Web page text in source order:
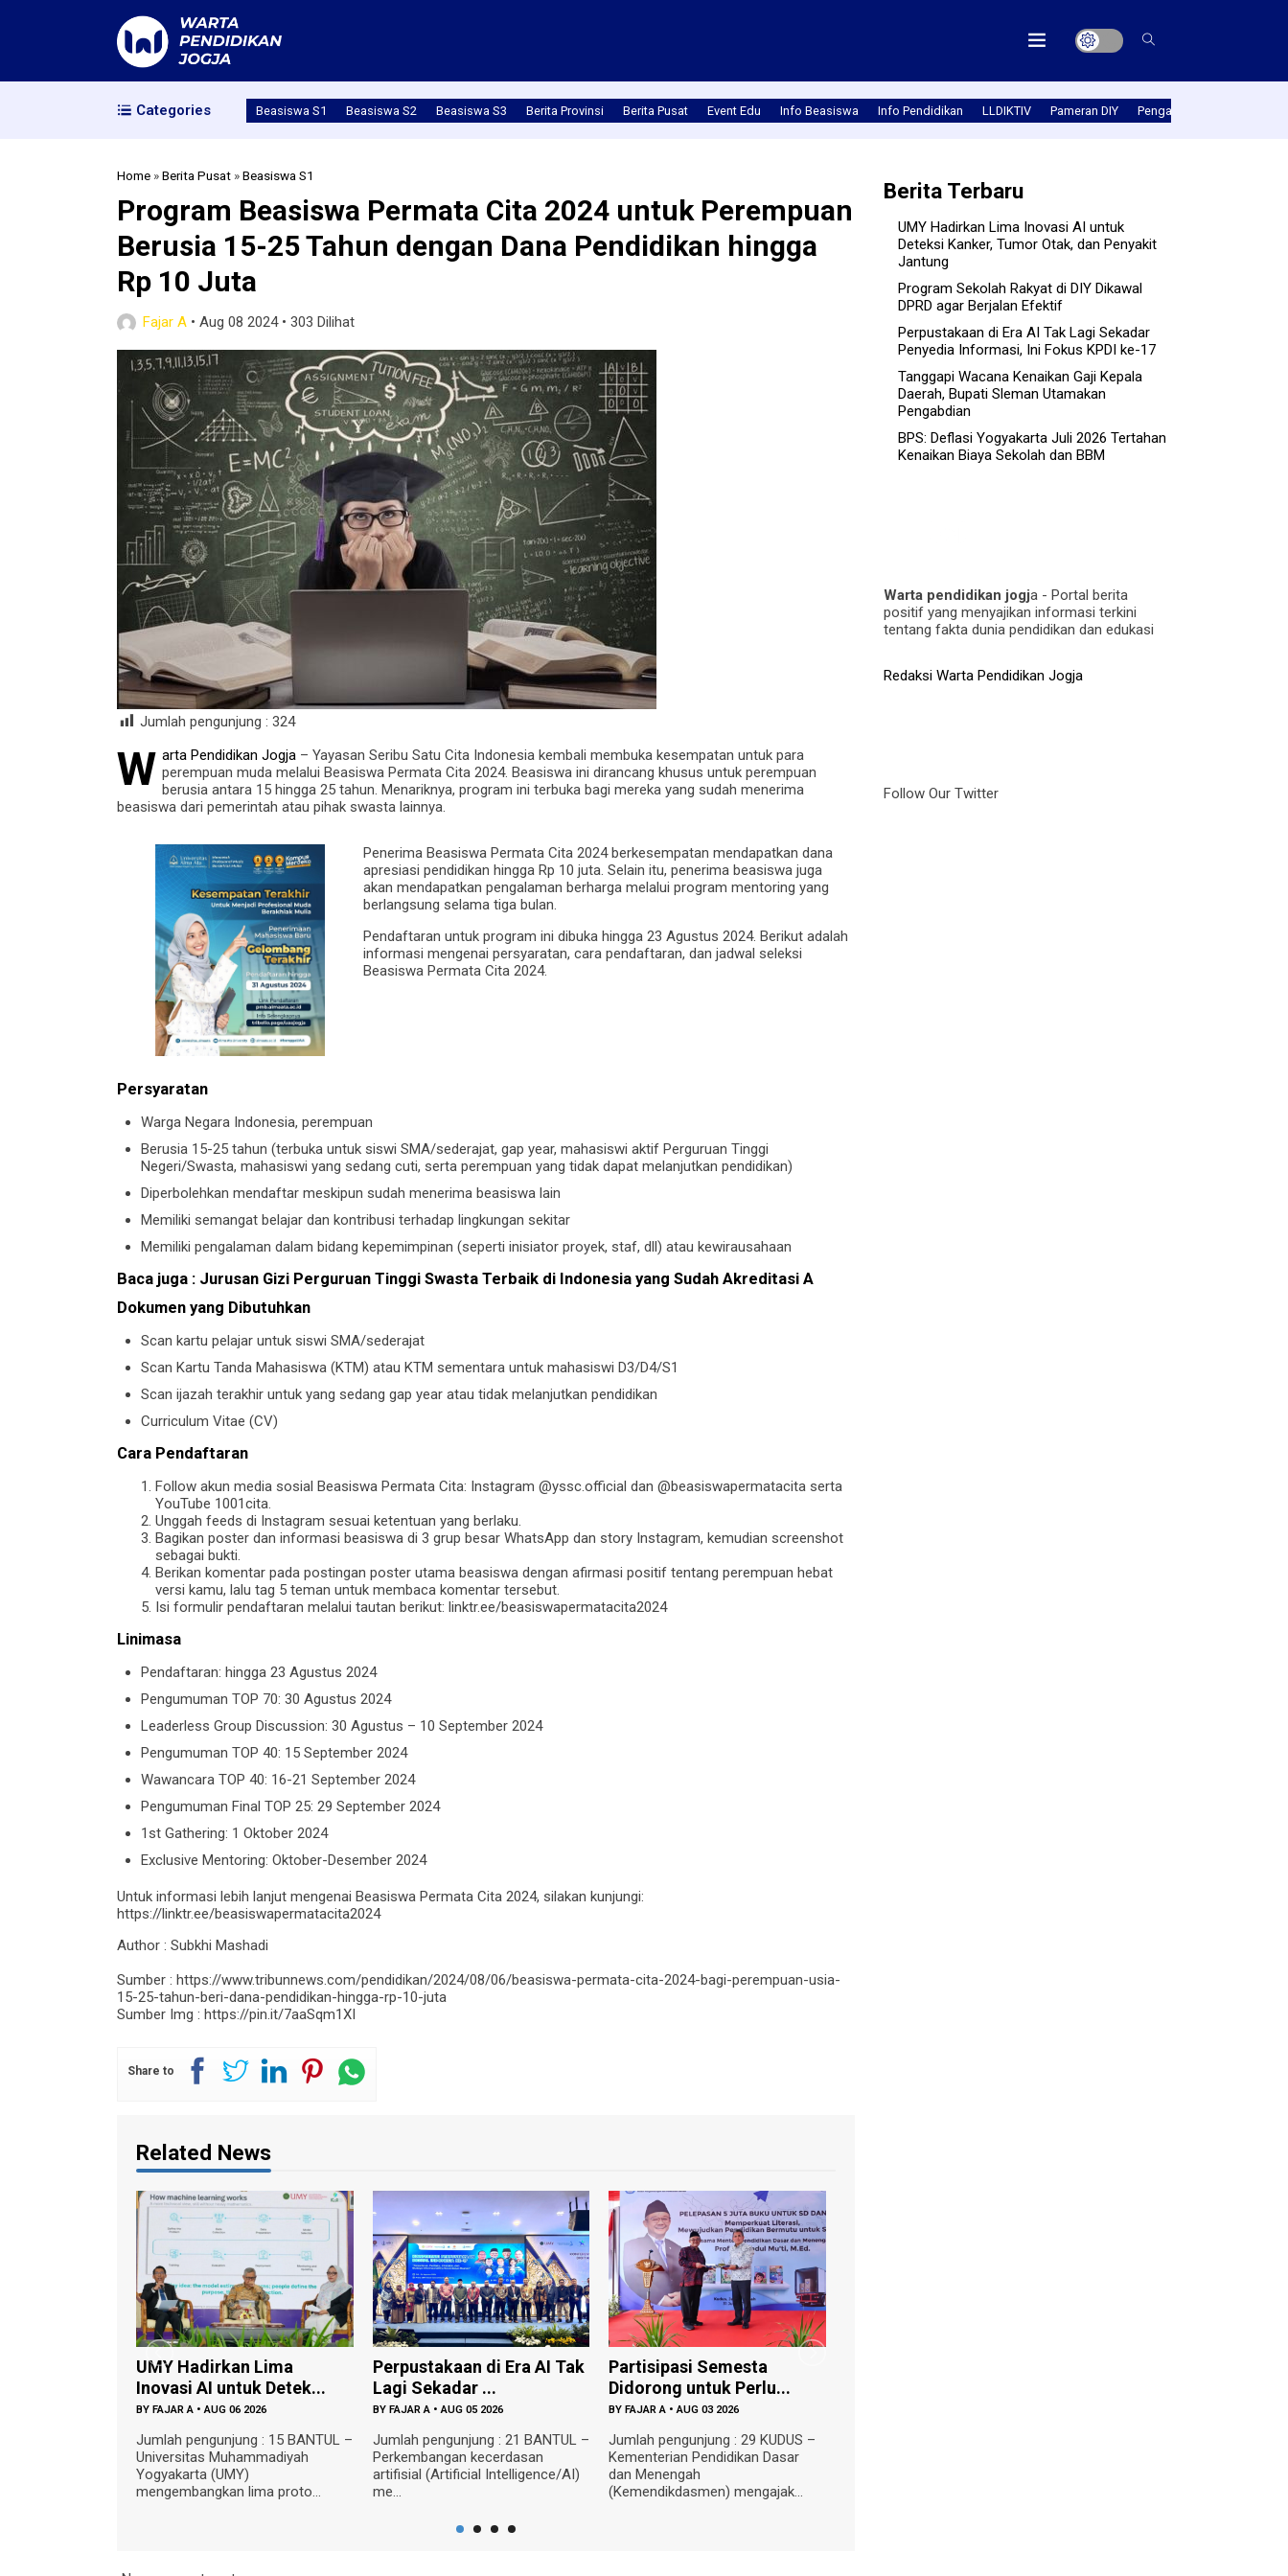
Categories Beasiswa S1 Beasiswa S2 Beasiswa S3 Berita Provinsi Berita Pusat Event Edu Info Beasiswa Info Pendidikan LLDIKTIV Pameran DIY Pengabmas
Home »Berita Pusat »Beasiswa S1
Program Beasiswa Permata Cita 2024 untuk Perempuan
Berusia 15-25 Tahun dengan Dana Pendidikan hingga
Rp 10 Juta
Fajar A • Aug 08 2024• 303 Dilihat
Jumlah pengunjung : 324
W arta Pendidikan Jogja – Yayasan Seribu Satu Cita Indonesia kembali membuka kesempatan untuk para
perempuan muda melalui Beasiswa Permata Cita 2024. Beasiswa ini dirancang khusus untuk perempuan
berusia antara 15 hingga 25 tahun. Menariknya, program ini terbuka bagi mereka yang sudah menerima
beasiswa dari pemerintah atau pihak swasta lainnya.
Penerima Beasiswa Permata Cita 2024 berkesempatan mendapatkan dana
apresiasi pendidikan hingga Rp 10 juta. Selain itu, penerima beasiswa juga
akan mendapatkan pengalaman berharga melalui program mentoring yang
berlangsung selama tiga bulan.
Pendaftaran untuk program ini dibuka hingga 23 Agustus 2024. Berikut adalah
informasi mengenai persyaratan, cara pendaftaran, dan jadwal seleksi
Beasiswa Permata Cita 2024.
Persyaratan
Warga Negara Indonesia, perempuan
Berusia 15-25 tahun (terbuka untuk siswi SMA/sederajat, gap year, mahasiswi aktif Perguruan Tinggi
Negeri/Swasta, mahasiswi yang sedang cuti, serta perempuan yang tidak dapat melanjutkan pendidikan)
Diperbolehkan mendaftar meskipun sudah menerima beasiswa lain
Memiliki semangat belajar dan kontribusi terhadap lingkungan sekitar
Memiliki pengalaman dalam bidang kepemimpinan (seperti inisiator proyek, staf, dll) atau kewirausahaan
Baca juga : Jurusan Gizi Perguruan Tinggi Swasta Terbaik di Indonesia yang Sudah Akreditasi A
Dokumen yang Dibutuhkan
Scan kartu pelajar untuk siswi SMA/sederajat
Scan Kartu Tanda Mahasiswa (KTM) atau KTM sementara untuk mahasiswi D3/D4/S1
Scan ijazah terakhir untuk yang sedang gap year atau tidak melanjutkan pendidikan
Curriculum Vitae (CV)
Cara Pendaftaran
Follow akun media sosial Beasiswa Permata Cita: Instagram @yssc.official dan @beasiswapermatacita serta
YouTube 1001cita.
Unggah feeds di Instagram sesuai ketentuan yang berlaku.
Bagikan poster dan informasi beasiswa di 3 grup besar WhatsApp dan story Instagram, kemudian screenshot
sebagai bukti.
Berikan komentar pada postingan poster utama beasiswa dengan afirmasi positif tentang perempuan hebat
versi kamu, lalu tag 5 teman untuk membaca komentar tersebut.
Isi formulir pendaftaran melalui tautan berikut: linktr.ee/beasiswapermatacita2024
Linimasa
Pendaftaran: hingga 23 Agustus 2024
Pengumuman TOP 70: 30 Agustus 2024
Leaderless Group Discussion: 30 Agustus – 10 September 2024
Pengumuman TOP 40: 15 September 2024
Wawancara TOP 40: 16-21 September 2024
Pengumuman Final TOP 25: 29 September 2024
1st Gathering: 1 Oktober 2024
Exclusive Mentoring: Oktober-Desember 2024
Untuk informasi lebih lanjut mengenai Beasiswa Permata Cita 2024, silakan kunjungi:
https://linktr.ee/beasiswapermatacita2024
Author : Subkhi Mashadi
Sumber : https://www.tribunnews.com/pendidikan/2024/08/06/beasiswa-permata-cita-2024-bagi-perempuan-usia-
15-25-tahun-beri-dana-pendidikan-hingga-rp-10-juta
Sumber Img : https://pin.it/7aaSqm1XI
Share to
Related News
UMY Hadirkan Lima
Inovasi AI untuk Detek...
•AUG 06 2026
Jumlah pengunjung : 15 BANTUL –
Universitas Muhammadiyah
Yogyakarta (UMY)
mengembangkan lima proto...
Perpustakaan di Era AI Tak
Lagi Sekadar ...
•AUG 05 2026
Jumlah pengunjung : 21 BANTUL –
Perkembangan kecerdasan
artifisial (Artificial Intelligence/AI)
me...
Partisipasi Semesta
Didorong untuk Perlu...
•AUG 03 2026
Jumlah pengunjung : 29 KUDUS –
Kementerian Pendidikan Dasar
dan Menengah
(Kemendikdasmen) mengajak...
Kampus URI Dikaji...
Jumlah pengunjung : 30 BANTUL –
Rencana pemerintah mendirikan
Indon...
Berita Terbaru
UMY Hadirkan Lima Inovasi AI untuk
Deteksi Kanker, Tumor Otak, dan Penyakit
Jantung
Program Sekolah Rakyat di DIY Dikawal
DPRD agar Berjalan Efektif
Perpustakaan di Era AI Tak Lagi Sekadar
Penyedia Informasi, Ini Fokus KPDI ke-17
Tanggapi Wacana Kenaikan Gaji Kepala
Daerah, Bupati Sleman Utamakan
Pengabdian
BPS: Deflasi Yogyakarta Juli 2026 Tertahan
Kenaikan Biaya Sekolah dan BBM
Warta pendidikan jogja - Portal berita
positif yang menyajikan informasi terkini
tentang fakta dunia pendidikan dan edukasi
Redaksi Warta Pendidikan Jogja
Follow Our Twitter